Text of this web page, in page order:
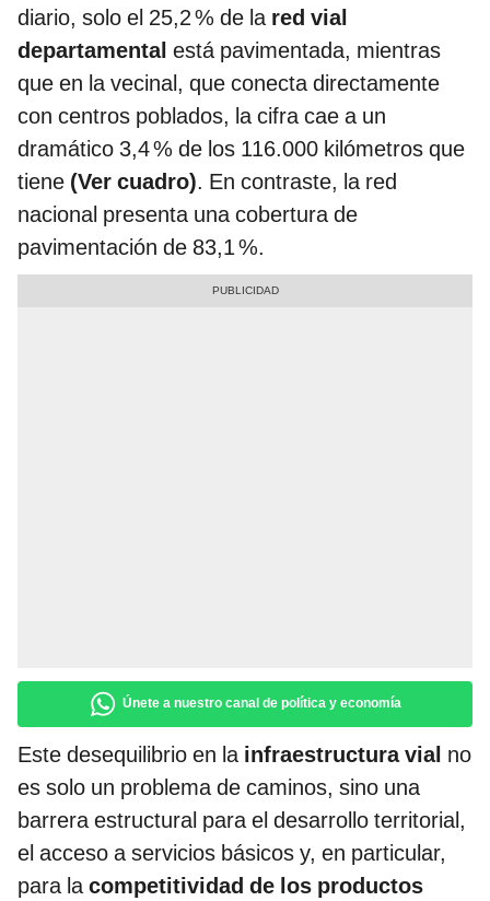
diario, solo el 25,2 % de la red vial
departamental está pavimentada, mientras
que en la vecinal, que conecta directamente
con centros poblados, la cifra cae a un
dramático 3,4 % de los 116.000 kilómetros que
tiene (Ver cuadro). En contraste, la red
nacional presenta una cobertura de
pavimentación de 83,1 %.
Únete a nuestro canal de política y economía
Este desequilibrio en la infraestructura vial no
es solo un problema de caminos, sino una
barrera estructural para el desarrollo territorial,
el acceso a servicios básicos y, en particular,
para lacompetitividad de los productos